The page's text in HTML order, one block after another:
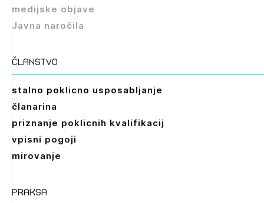
medijske objave
Javna naročila
članstvo
stalno poklicno usposabljanje
članarina
priznanje poklicnih kvalifikacij
vpisni pogoji
mirovanje
praksa